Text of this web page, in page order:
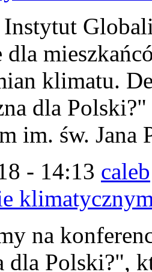
dla
klimatu.
dla
im. św. Jana
- 14:13 caleb
na
dla Polski?",